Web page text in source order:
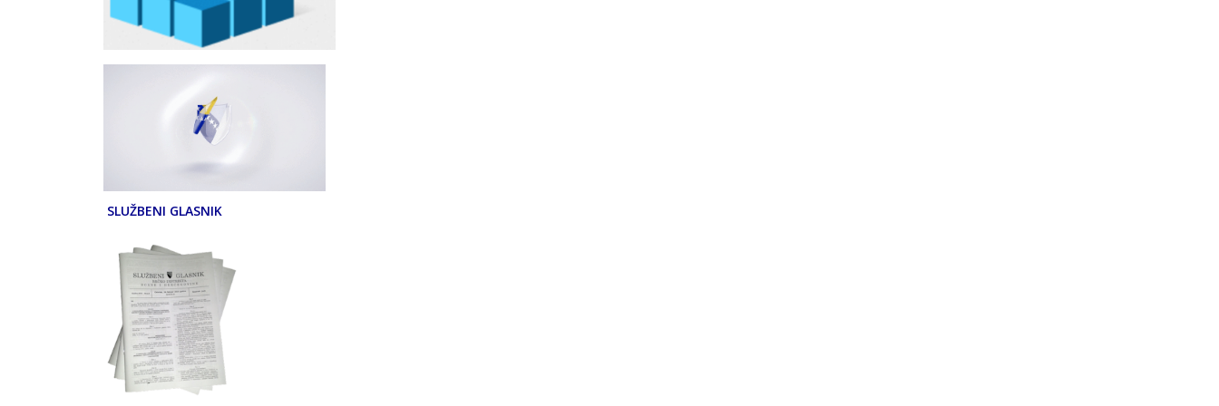
SLUŽBENI GLASNIK